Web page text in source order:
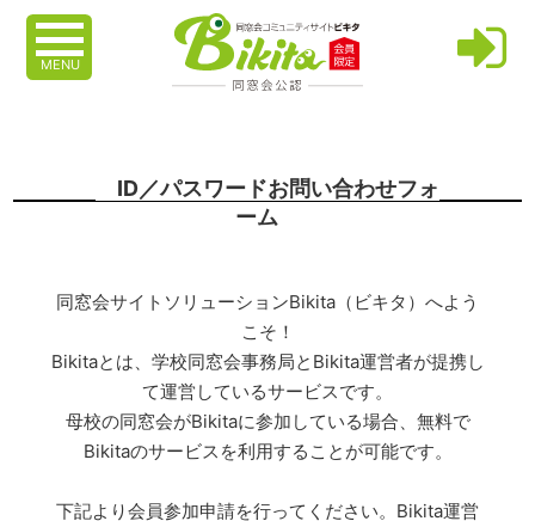
MENU
ID／パスワードお問い合わせフォ
ーム
同窓会サイトソリューションBikita（ビキタ）へよう
こそ！
Bikitaとは、学校同窓会事務局とBikita運営者が提携し
て運営しているサービスです。
母校の同窓会がBikitaに参加している場合、無料で
Bikitaのサービスを利用することが可能です。
下記より会員参加申請を行ってください。Bikita運営